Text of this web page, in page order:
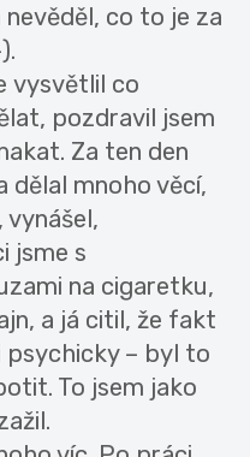
co to je za
vysvětlil co
pozdravil jsem
Za ten den
dělal mnoho věcí,
vynášel,
jsme s
na cigaretku,
a já citil, že fakt
psychicky – byl to
To jsem jako